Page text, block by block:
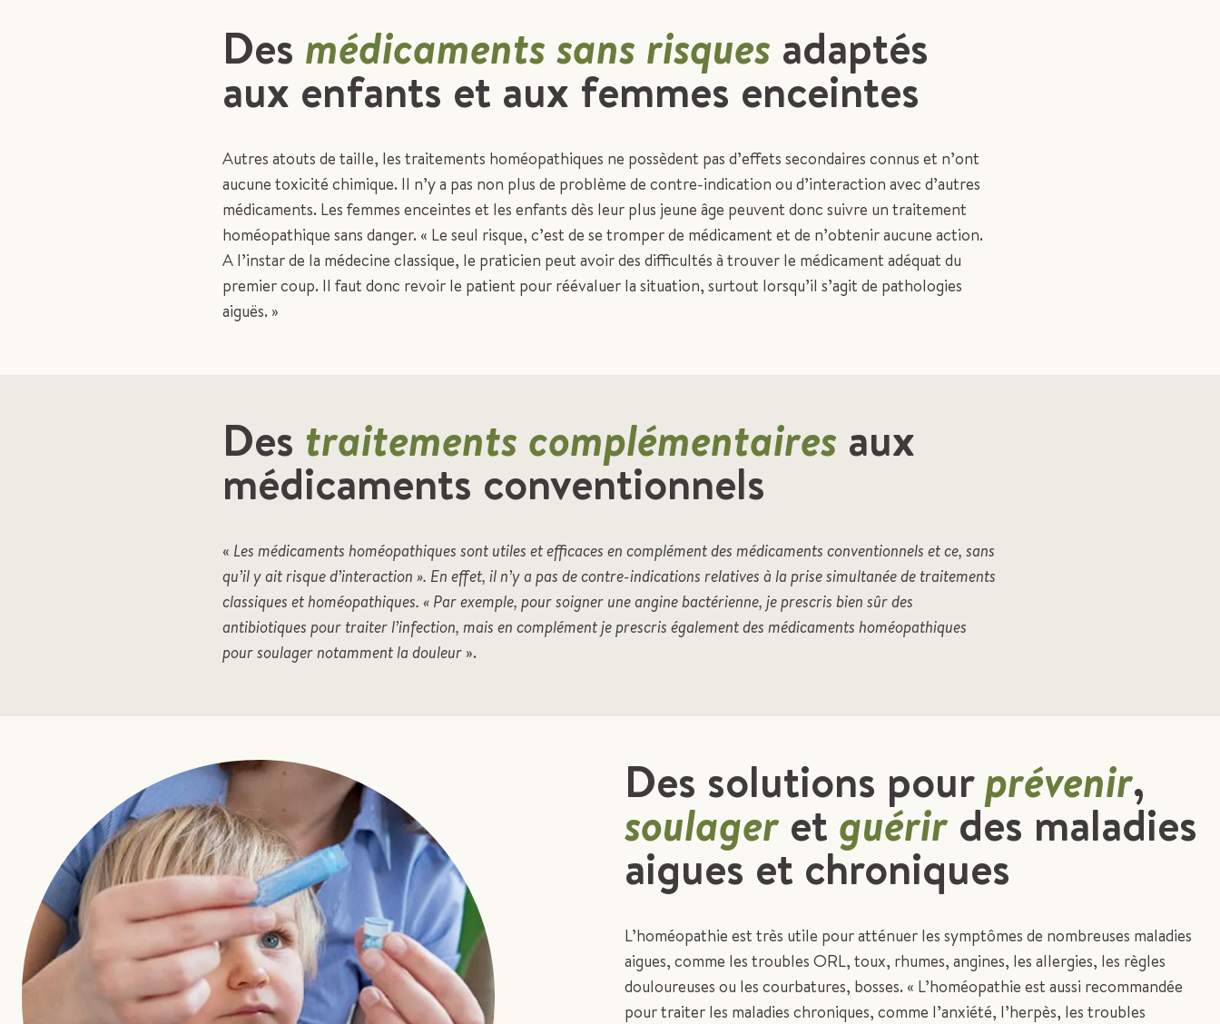
Des médicaments sans risques adaptés
aux enfants et aux femmes enceintes
Autres atouts de taille, les traitements homéopathiques ne possèdent pas d’effets secondaires connus et n’ont
aucune toxicité chimique. Il n’y a pas non plus de problème de contre-indication ou d’interaction avec d’autres
médicaments. Les femmes enceintes et les enfants dès leur plus jeune âge peuvent donc suivre un traitement
homéopathique sans danger. « Le seul risque, c’est de se tromper de médicament et de n’obtenir aucune action.
A l’instar de la médecine classique, le praticien peut avoir des difficultés à trouver le médicament adéquat du
premier coup. Il faut donc revoir le patient pour réévaluer la situation, surtout lorsqu’il s’agit de pathologies
aiguës. »
Des traitements complémentaires aux
médicaments conventionnels
« Les médicaments homéopathiques sont utiles et efficaces en complément des médicaments conventionnels et ce, sans
qu’il y ait risque d’interaction ». En effet, il n’y a pas de contre-indications relatives à la prise simultanée de traitements
classiques et homéopathiques. « Par exemple, pour soigner une angine bactérienne, je prescris bien sûr des
antibiotiques pour traiter l’infection, mais en complément je prescris également des médicaments homéopathiques
pour soulager notamment la douleur ».
Des solutions pourprévenir,
soulageret guérirdes maladies
aigues et chroniques
L’homéopathie est très utile pour atténuer les symptômes de nombreuses maladies
aigues, comme les troubles ORL, toux, rhumes, angines, les allergies, les règles
douloureuses ou les courbatures, bosses. « L’homéopathie est aussi recommandée
pour traiter les maladies chroniques, comme l’anxiété, l’herpès, les troubles